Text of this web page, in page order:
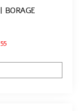
BORAGE | שמפו משי ללא מלחים | 500 מ"ל
55